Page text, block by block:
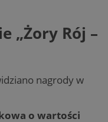
„Żory Rój –
nagrody w
o wartości